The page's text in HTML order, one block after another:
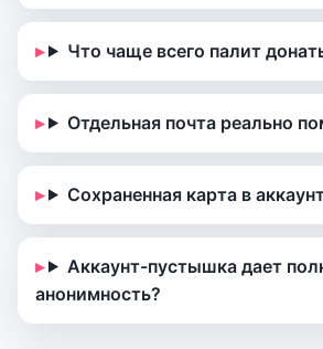
Что чаще всего палит
Отдельная почта реально
Сохраненная карта в
Аккаунт-пустышка дает
анонимность?